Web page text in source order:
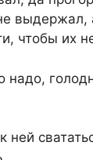
выдержал,
чтобы их
надо,
ней